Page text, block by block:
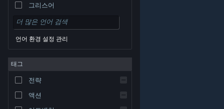
© Valve Corporation. 모든 권리 보유. 모든 상표는 미국
및 기타 국가에서 각각 해당 소유자의 재산입니다.
환불| 쿠키
그리스어
언어 환경 설정 관리
태그
전략
액션